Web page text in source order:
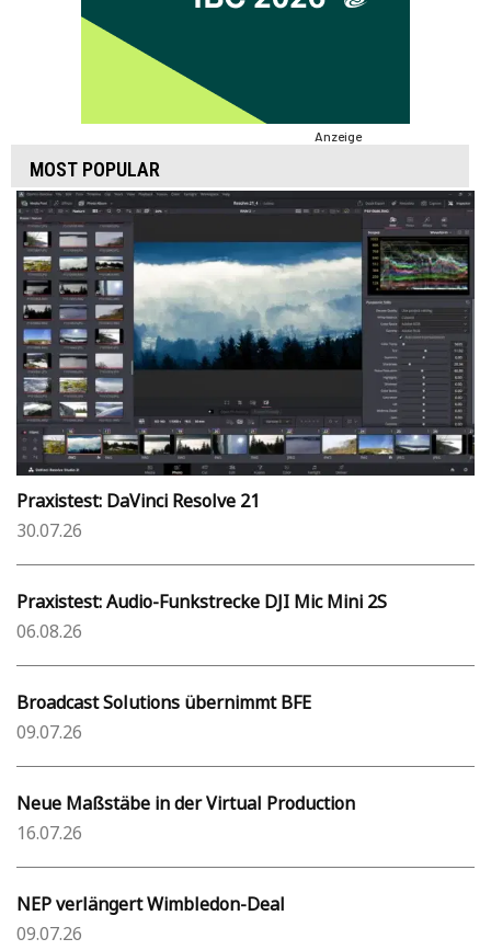
Anzeige
MOST POPULAR
Praxistest: DaVinci Resolve 21
30.07.26
Praxistest: Audio-Funkstrecke DJI Mic Mini 2S
06.08.26
Broadcast Solutions übernimmt BFE
09.07.26
Neue Maßstäbe in der Virtual Production
16.07.26
NEP verlängert Wimbledon-Deal
09.07.26